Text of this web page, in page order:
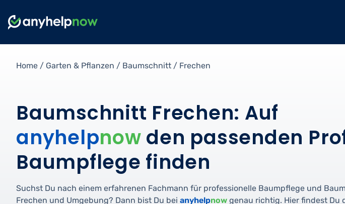
Home / Garten & Pflanzen / Baumschnitt / Frechen
Baumschnitt Frechen: Auf
anyhelpnow den passenden
Baumpflege finden
Suchst Du nach einem erfahrenen Fachmann für professionelle Baumpflege und
Frechen und Umgebung? Dann bist Du bei anyhelpnow genau richtig. Hier findest Du